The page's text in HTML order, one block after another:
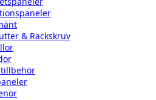
& Rackskruv